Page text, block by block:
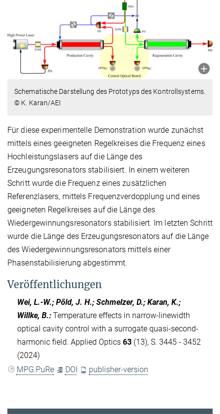
Schematische Darstellung des Prototyps des Kontrollsystems.
© K. Karan/AEI
Für diese experimentelle Demonstration wurde zunächst
mittels eines geeigneten Regelkreises die Frequenz eines
Hochleistungslasers auf die Länge des
Erzeugungsresonators stabilisiert. In einem weiteren
Schritt wurde die Frequenz eines zusätzlichen
Referenzlasers, mittels Frequenzverdopplung und eines
geeigneten Regelkreises auf die Länge des
Wiedergewinnungsresonators stabilisiert. Im letzten Schritt
wurde die Länge des Erzeugungsresonators auf die Länge
des Wiedergewinnungsresonators mittels einer
Phasenstabilisierung abgestimmt.
Veröffentlichungen
Wei, L.-W.; Põld, J. H.; Schmelzer, D.; Karan, K.;
Willke, B.: Temperature effects in narrow-linewidth
optical cavity control with a surrogate quasi-second-
harmonic field. Applied Optics 63 (13), S. 3445 - 3452
(2024)
MPG.PuRe
DOI publisher-version